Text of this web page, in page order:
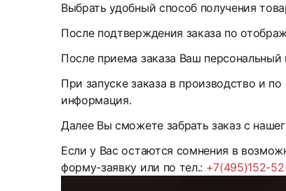
Выбрать удобный способ получения
После подтверждения заказа по
После приема заказа Ваш
При запуске заказа в производство и
информация.
Далее Вы сможете забрать заказ с
Если у Вас остаются сомнения в
форму-заявку или по тел.: +7(495)152-